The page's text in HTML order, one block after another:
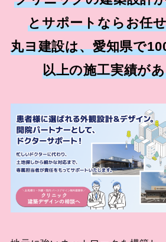
とサポートならお任
丸ヨ建設は、愛知県で
以上の施工実績が